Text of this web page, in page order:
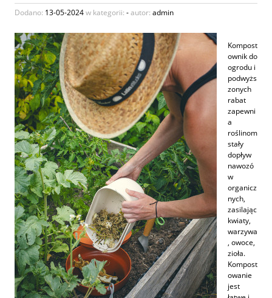
Dodano: 13-05-2024w kategorii: -autor: admin
Kompost
ownik do
ogrodu i
podwyżs
zonych
rabat
zapewni
a
roślinom
stały
dopływ
nawozó
w
organicz
nych,
zasilając
kwiaty,
warzywa
, owoce,
zioła.
Kompost
owanie
jest